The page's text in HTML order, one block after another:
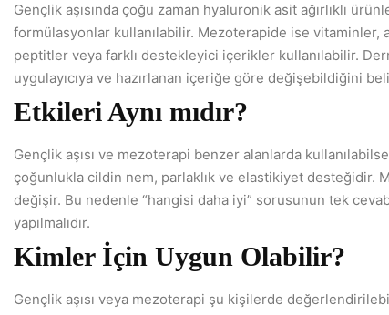
Gençlik aşısında çoğu zaman hyaluronik asit ağırlıklı
formülasyonlar kullanılabilir. Mezoterapide ise vitaminler,
peptitler veya farklı destekleyici içerikler kullanılabilir.
uygulayıcıya ve hazırlanan içeriğe göre değişebildiğini
Etkileri Aynı mıdır?
Gençlik aşısı ve mezoterapi benzer alanlarda
çoğunlukla cildin nem, parlaklık ve elastikiyet desteğidir.
değişir. Bu nedenle “hangisi daha iyi” sorusunun tek
yapılmalıdır.
Kimler İçin Uygun Olabilir?
Gençlik aşısı veya mezoterapi şu kişilerde